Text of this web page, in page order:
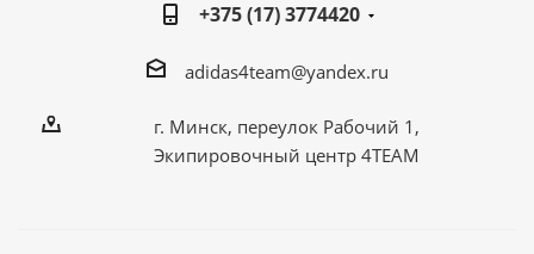
+375 (17) 3774420
adidas4team@yandex.ru
г. Минск, переулок Рабочий 1,
Экипировочный центр 4TEAM